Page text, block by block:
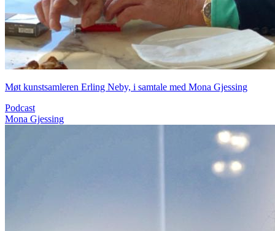
Møt kunstsamleren Erling Neby, i samtale med Mona Gjessing
Podcast
Mona Gjessing